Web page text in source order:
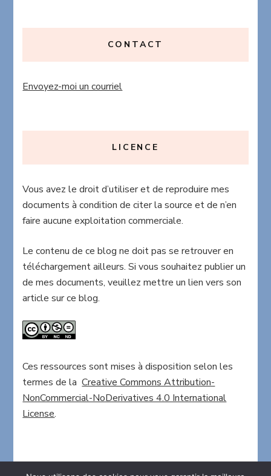
CONTACT
Envoyez-moi un courriel
LICENCE
Vous avez le droit d’utiliser et de reproduire mes
documents à condition de citer la source et de n’en
faire aucune exploitation commerciale.
Le contenu de ce blog ne doit pas se retrouver en
téléchargement ailleurs. Si vous souhaitez publier un
de mes documents, veuillez mettre un lien vers son
article sur ce blog.
Ces ressources sont mises à disposition selon les
termes de laCreative Commons Attribution-
NonCommercial-NoDerivatives 4.0 International
License.